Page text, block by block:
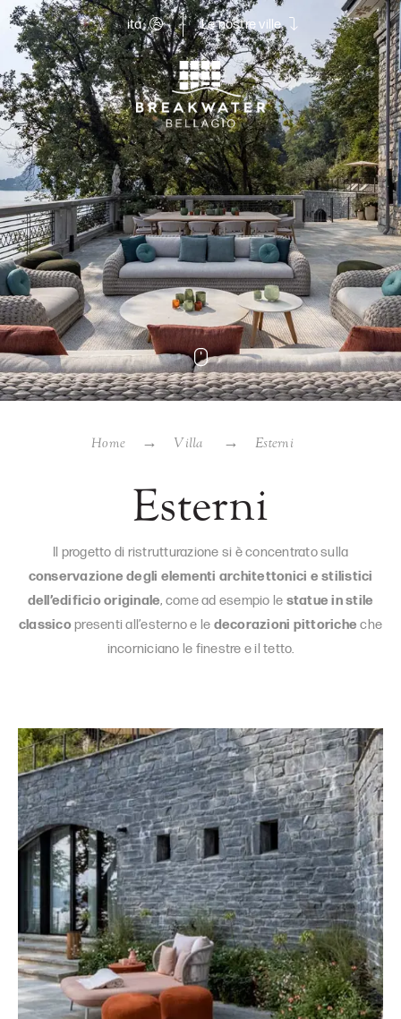
ita Le nostre ville
Home Villa Esterni
Esterni
Il progetto di ristrutturazione si è concentrato sulla
conservazione degli elementi architettonici e stilistici
dell’edificio originale, come ad esempio le statue in stile
classicopresenti all’esterno e le decorazioni pittoriche che
incorniciano le finestre e il tetto.